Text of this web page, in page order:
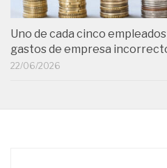
Uno de cada cinco
gastos de empresa
22/06/2026